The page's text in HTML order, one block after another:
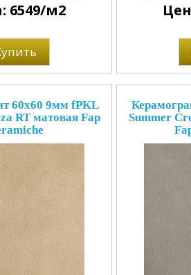
6549/м2
60x60 9мм fPKL
RT матовая Fap
Summer